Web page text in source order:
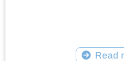
Read